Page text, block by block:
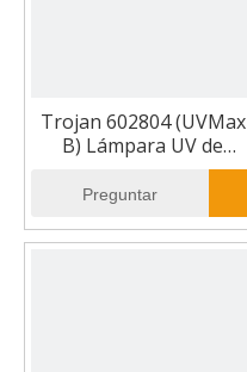
Trojan 602804 (UVMax
B) Lámpara UV de
repuesto equivalente a
UV Max B
Preguntar